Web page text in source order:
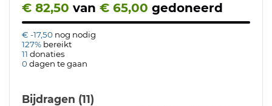
€ 82,50 van € 65,00 gedoneerd
€ -17,50 nog nodig
127% bereikt
11 donaties
0dagen te gaan
Bijdragen (11)